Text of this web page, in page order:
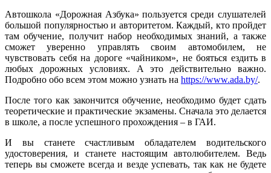
Автошкола «Дорожная Азбука» пользуется среди слушателей
большой популярностью и авторитетом. Каждый, кто пройдет
там обучение, получит набор необходимых знаний, а также
сможет уверенно управлять своим автомобилем, не
чувствовать себя на дороге «чайником», не бояться ездить в
любых дорожных условиях. А это действительно важно.
Подробно обо всем этом можно узнать на https://www.ada.by/.
После того как закончится обучение, необходимо будет сдать
теоретические и практические экзамены. Сначала это делается
в школе, а после успешного прохождения – в ГАИ.
И вы станете счастливым обладателем водительского
удостоверения, и станете настоящим автолюбителем. Ведь
теперь вы сможете всегда и везде успевать, так как не будете